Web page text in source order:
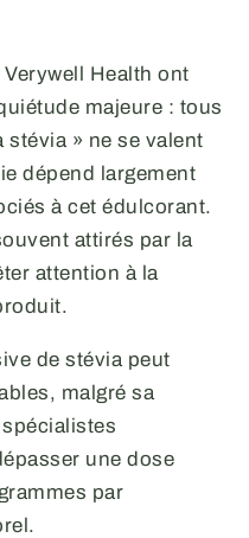
Health ont
majeure : tous
stévia » ne se valent
dépend largement
à cet édulcorant.
attirés par la
attention à la
de stévia peut
malgré sa
une dose
par